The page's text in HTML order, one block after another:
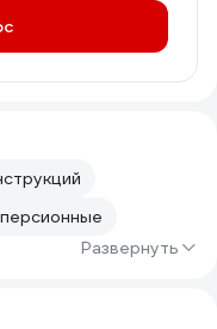
Развернуть